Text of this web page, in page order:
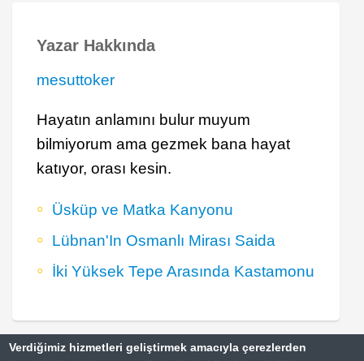
Yazar Hakkında
mesuttoker
Hayatın anlamını bulur muyum
bilmiyorum ama gezmek bana hayat
katıyor, orası kesin.
Üsküp ve Matka Kanyonu
Lübnan'In Osmanlı Mirası Saida
İki Yüksek Tepe Arasında Kastamonu
Verdiğimiz hizmetleri geliştirmek amacıyla çerezlerden